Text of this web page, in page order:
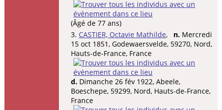
(Âgé de 77 ans)
3. CASTIER, Octavie Mathilde, n. Mercredi
15 oct 1851, Godewaersvelde, 59270, Nord,
Hauts-de-France, France
d. Dimanche 26 fév 1922, Abeele,
Boeschepe, 59299, Nord, Hauts-de-France,
France